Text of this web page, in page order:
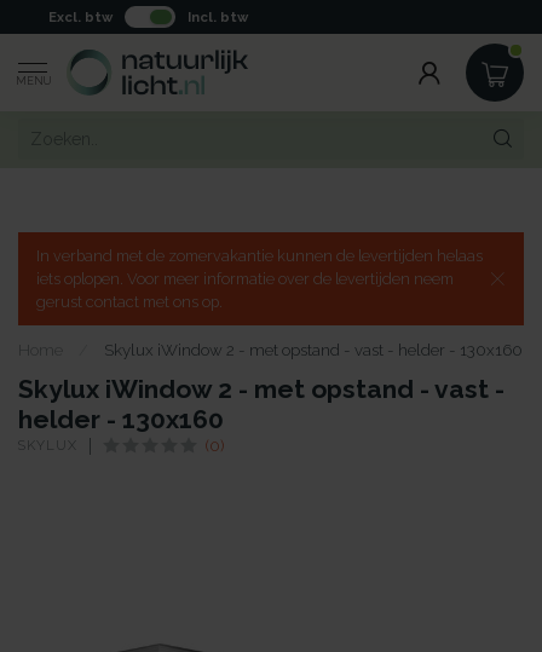
Excl. btw Incl. btw
MENU
In verband met de zomervakantie kunnen de levertijden helaas
iets oplopen. Voor meer informatie over de levertijden neem
gerust contact met ons op.
Home Skylux iWindow 2 - met opstand - vast - helder - 130x160
Skylux iWindow 2 - met opstand - vast -
helder - 130x160
SKYLUX (0)